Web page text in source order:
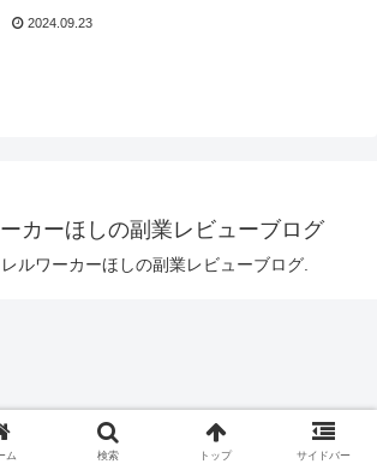
内容？
！
2024.09.23
カーほしの副業レビューブログ
ルワーカーほしの副業レビューブログ.
ム 検索 トップ サイドバー